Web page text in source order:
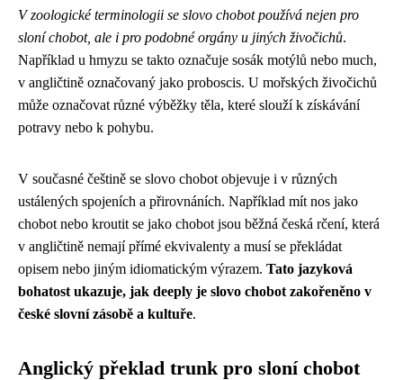
V zoologické terminologii se slovo chobot používá nejen pro
sloní chobot, ale i pro podobné orgány u jiných živočichů.
Například u hmyzu se takto označuje sosák motýlů nebo much,
v angličtině označovaný jako proboscis. U mořských živočichů
může označovat různé výběžky těla, které slouží k získávání
potravy nebo k pohybu.
V současné češtině se slovo chobot objevuje i v různých
ustálených spojeních a přirovnáních. Například mít nos jako
chobot nebo kroutit se jako chobot jsou běžná česká rčení, která
v angličtině nemají přímé ekvivalenty a musí se překládat
opisem nebo jiným idiomatickým výrazem. Tato jazyková
bohatost ukazuje, jak deeply je slovo chobot zakořeněno v
české slovní zásobě a kultuře.
Anglický překlad trunk pro sloní chobot